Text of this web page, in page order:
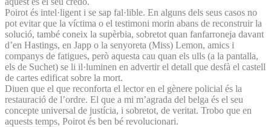
Poirot és intel·ligent i se sap fal·lible. En alguns dels seus casos no
pot evitar que la víctima o el testimoni morin abans de reconstruir la
solució, també coneix la supèrbia, sobretot quan fanfarroneja davant
d’en Hastings, en Japp o la senyoreta (Miss) Lemon, amics i
companys de fatigues, però aquesta cau quan els ulls (a la pantalla,
els de Suchet) se li il·luminen en advertir el detall que desfà el castell
de cartes edificat sobre la mort.
Diuen que el que reconforta el lector en el gènere policial és la
restauració de l’ordre. El que a mi m’agrada del belga és el seu
concepte universal de justícia, i sobretot, de veritat. Trobo que en
aquests temps, Poirot és ben bé revolucionari.